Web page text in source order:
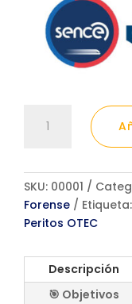
a
Victimas
de
y/o
Delitos
Sexuales
SKU: 00001
Forense
Etiqueta:
Peritos OTEC
Descripción
🎯 Objetivos